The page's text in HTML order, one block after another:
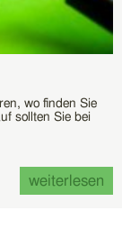
wo finden Sie
sollten Sie bei
weiterlesen